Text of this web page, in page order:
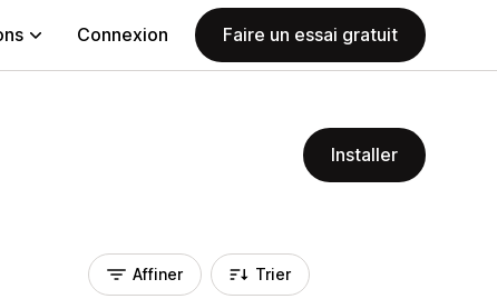
Connexion Faire un essai gratuit
Installer
Affiner Trier